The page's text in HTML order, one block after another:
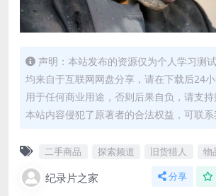
声明：本站发布的资源仅为个人学习测
均来自于互联网网盘分享，请在下载后24
用于任何商业用途，否则后果自负，请支
本站内容侵犯了原著者的合法权益，可联系
二手商品 探索频道 旧货猎人 物
纪录片之家 分享